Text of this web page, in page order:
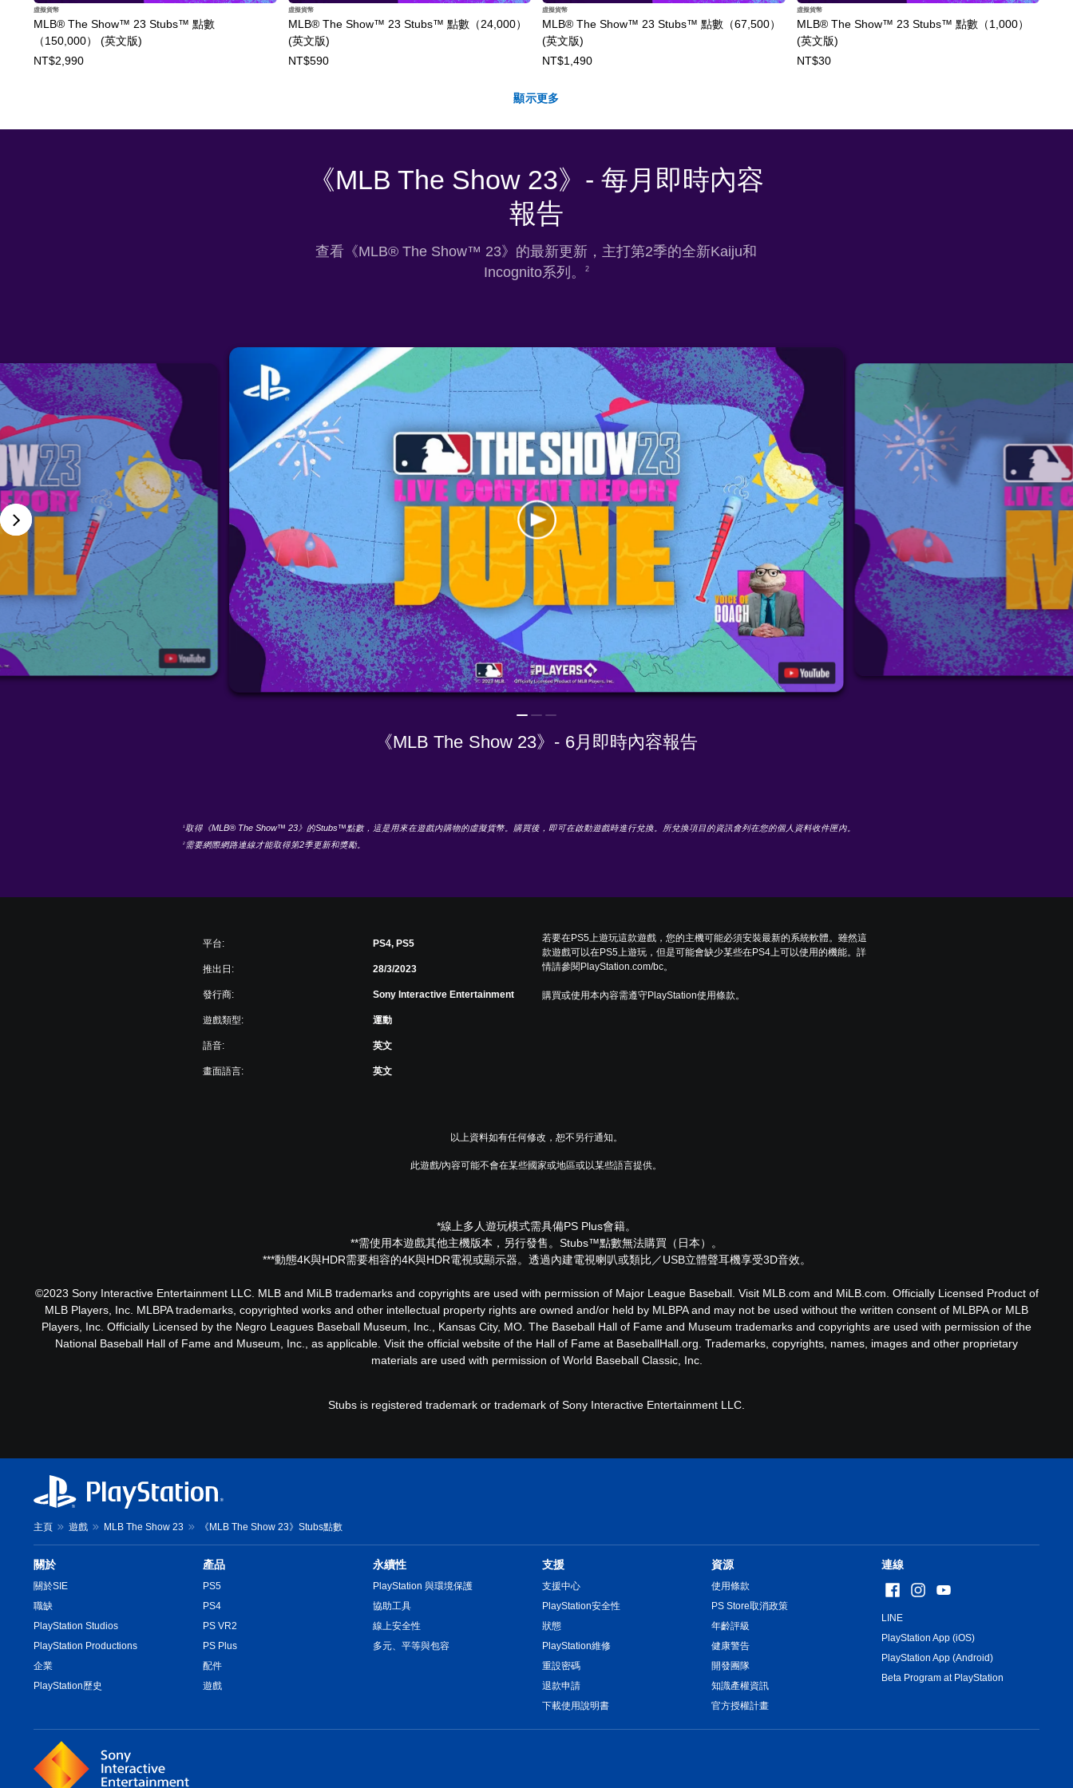
MLB® The Show™ 23 Stubs™ 點數
（150,000） (英文版)
虛擬貨幣
NT$2,990
MLB® The Show™ 23 Stubs™ 點數（24,000）
(英文版)
虛擬貨幣
NT$590
MLB® The Show™ 23 Stubs™ 點數（67,500）
(英文版)
虛擬貨幣
NT$1,490
MLB® The Show™ 23 Stubs™ 點數（1,000）
(英文版)
虛擬貨幣
NT$30
顯示更多
《MLB The Show 23》- 每月即時內容
報告
查看《MLB® The Show™ 23》的最新更新，主打第2季的全新Kaiju和
Incognito系列。
2
《MLB The Show 23》- 6月即時內容報告
1取得《MLB® The Show™ 23》的Stubs™點數，這是用來在遊戲內購物的虛擬貨幣。購買後，即可在啟動遊戲時進行兌換。所兌換項目的資訊會列在您的個人資料收件匣內。
2需要網際網路連線才能取得第2季更新和獎勵。
平台: PS4, PS5
推出日: 28/3/2023
發行商: Sony Interactive Entertainment
遊戲類型: 運動
語音: 英文
畫面語言: 英文
若要在PS5上遊玩這款遊戲，您的主機可能必須安裝最新的系統軟體。雖然這
款遊戲可以在PS5上遊玩，但是可能會缺少某些在PS4上可以使用的機能。詳
情請參閱PlayStation.com/bc。
購買或使用本內容需遵守PlayStation使用條款。
以上資料如有任何修改，恕不另行通知。
此遊戲/內容可能不會在某些國家或地區或以某些語言提供。
*線上多人遊玩模式需具備PS Plus會籍。
**需使用本遊戲其他主機版本，另行發售。Stubs™點數無法購買（日本）。
***動態4K與HDR需要相容的4K與HDR電視或顯示器。透過內建電視喇叭或類比／USB立體聲耳機享受3D音效。
©2023 Sony Interactive Entertainment LLC. MLB and MiLB trademarks and copyrights are used with permission of Major League Baseball. Visit MLB.com and MiLB.com. Officially Licensed Product of
MLB Players, Inc. MLBPA trademarks, copyrighted works and other intellectual property rights are owned and/or held by MLBPA and may not be used without the written consent of MLBPA or MLB
Players, Inc. Officially Licensed by the Negro Leagues Baseball Museum, Inc., Kansas City, MO. The Baseball Hall of Fame and Museum trademarks and copyrights are used with permission of the
National Baseball Hall of Fame and Museum, Inc., as applicable. Visit the official website of the Hall of Fame at BaseballHall.org. Trademarks, copyrights, names, images and other proprietary
materials are used with permission of World Baseball Classic, Inc.
Stubs is registered trademark or trademark of Sony Interactive Entertainment LLC.
主頁 遊戲 MLB The Show 23 《MLB The Show 23》Stubs點數
關於
關於SIE
職缺
PlayStation Studios
PlayStation Productions
企業
PlayStation歷史
產品
PS5
PS4
PS VR2
PS Plus
配件
遊戲
永續性
PlayStation 與環境保護
協助工具
線上安全性
多元、平等與包容
支援
支援中心
PlayStation安全性
狀態
PlayStation維修
重設密碼
退款申請
下載使用說明書
資源
使用條款
PS Store取消政策
年齡評級
健康警告
開發團隊
知識產權資訊
官方授權計畫
連線
LINE
PlayStation App (iOS)
PlayStation App (Android)
Beta Program at PlayStation